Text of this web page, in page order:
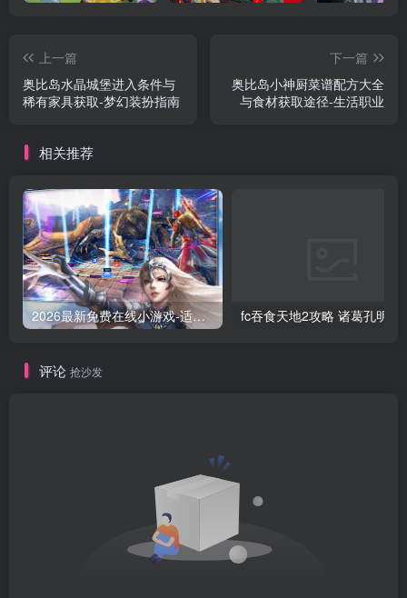
上一篇
奥比岛水晶城堡进入条件与
稀有家具获取-梦幻装扮指南
下一篇
奥比岛小神厨菜谱配方大全
与食材获取途径-生活职业
相关推荐
2026最新免费在线小游戏-适合摸鱼解压的休闲神作盘点
评论 抢沙发